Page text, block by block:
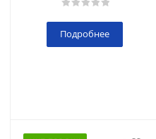
Подробнее